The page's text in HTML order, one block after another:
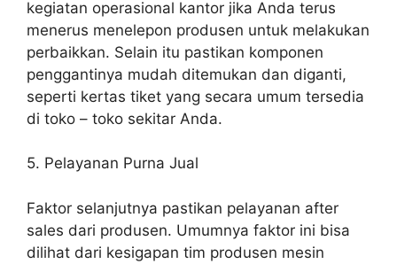
kegiatan operasional kantor jika Anda terus
menerus menelepon produsen untuk melakukan
perbaikkan. Selain itu pastikan komponen
penggantinya mudah ditemukan dan diganti,
seperti kertas tiket yang secara umum tersedia
di toko – toko sekitar Anda.
5. Pelayanan Purna Jual
Faktor selanjutnya pastikan pelayanan after
sales dari produsen. Umumnya faktor ini bisa
dilihat dari kesigapan tim produsen mesin